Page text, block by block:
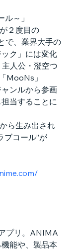
～」
２度目の
で、業界大手の
ク」には変化
人公・澄空つ
MooNs」
ャンルから参画
当することに
ら生み出され
ブコール”が
プリ。ANIMA
能や、製品本